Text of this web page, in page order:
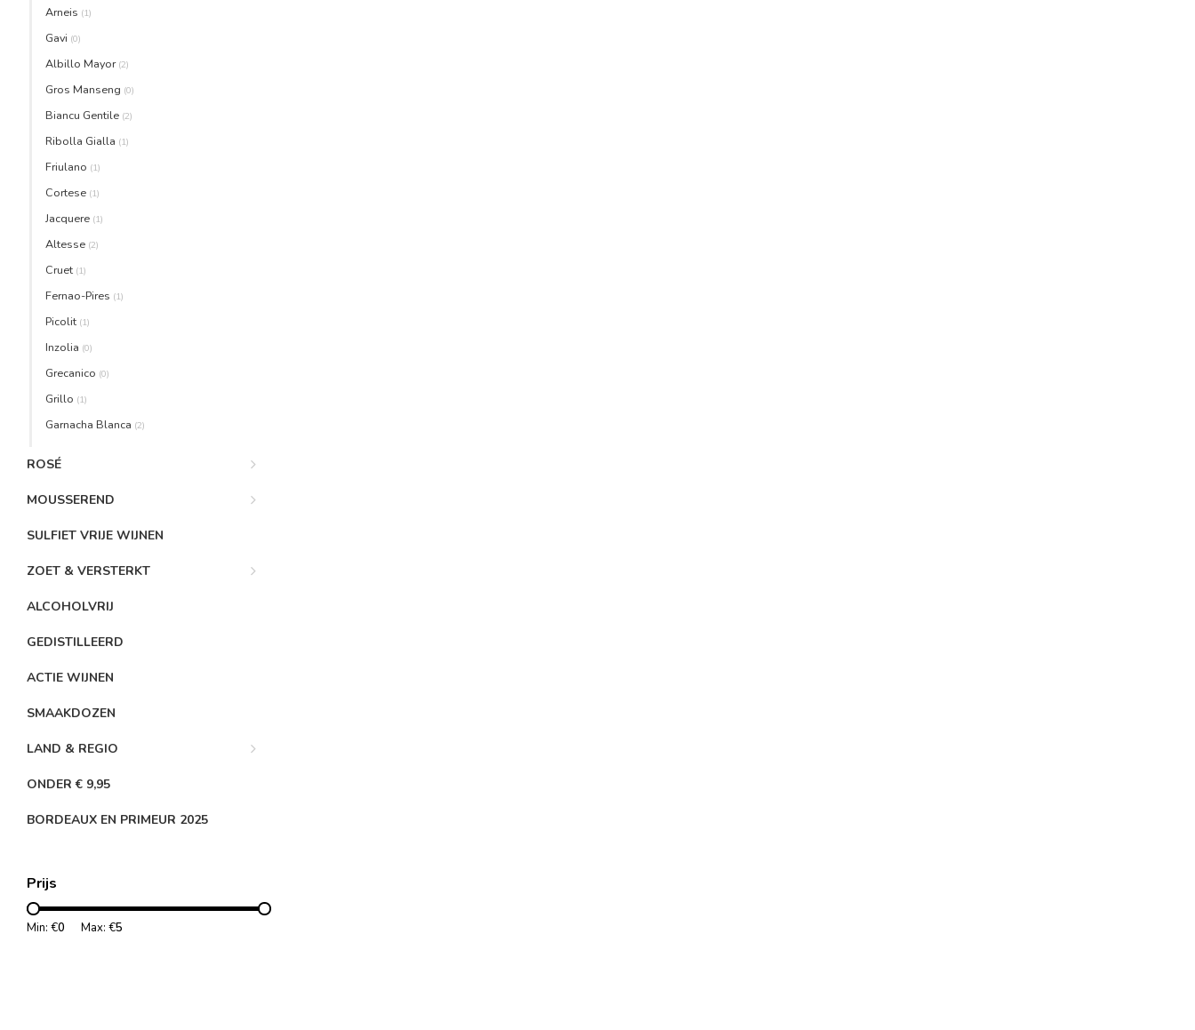
Arneis (1)
Gavi (0)
Albillo Mayor (2)
Gros Manseng (0)
Biancu Gentile (2)
Ribolla Gialla (1)
Friulano (1)
Cortese (1)
Jacquere (1)
Altesse (2)
Cruet (1)
Fernao-Pires (1)
Picolit (1)
Inzolia (0)
Grecanico (0)
Grillo (1)
Garnacha Blanca (2)
ROSÉ
MOUSSEREND
SULFIET VRIJE WIJNEN
ZOET & VERSTERKT
ALCOHOLVRIJ
GEDISTILLEERD
ACTIE WIJNEN
SMAAKDOZEN
LAND & REGIO
ONDER € 9,95
BORDEAUX EN PRIMEUR 2025
Prijs
Min: €0 Max: €5